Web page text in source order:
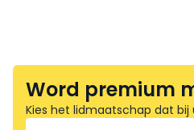
Word premium
Kies het lidmaatschap dat bij